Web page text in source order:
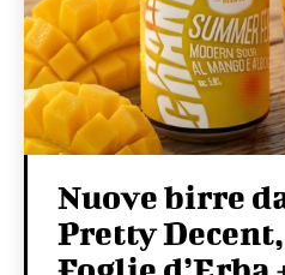
Nuove birre
Pretty